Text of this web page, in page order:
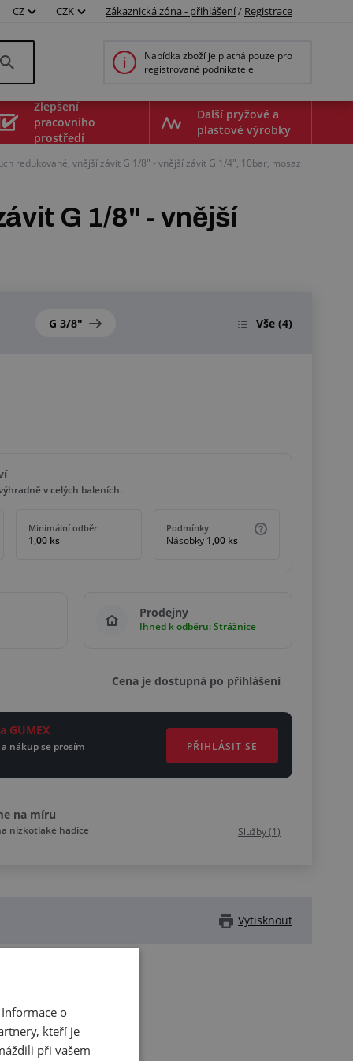
CZ CZK Zákaznická zóna - přihlášení/ Registrace
Nabídka zboží je platná pouze pro
registrované podnikatele
Zlepšení
pracovního
prostředí
Další pryžové a
plastové výrobky
redukované, vnější závit G 1/8" - vnější závit G 1/4", 10bar, mosaz
G 1/8" - vnější
G 3/8" Vše (4)
v celých baleních.
Minimální odběr
1,00 ks
Podmínky
Násobky 1,00 ks
Prodejny
Ihned k odběru: Strážnice
Cena je dostupná po přihlášení
GUMEX
nákup se prosím
PŘIHLÁSIT SE
na míru
nízkotlaké hadice Služby (1)
Vytisknout
o
kteří je
při vašem